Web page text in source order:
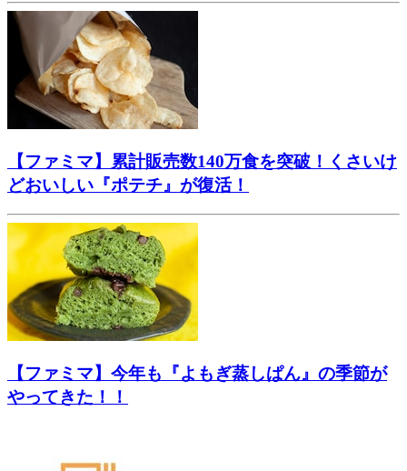
【ファミマ】累計販売数140万食を突破！くさいけ
どおいしい『ポテチ』が復活！
【ファミマ】今年も『よもぎ蒸しぱん』の季節が
やってきた！！